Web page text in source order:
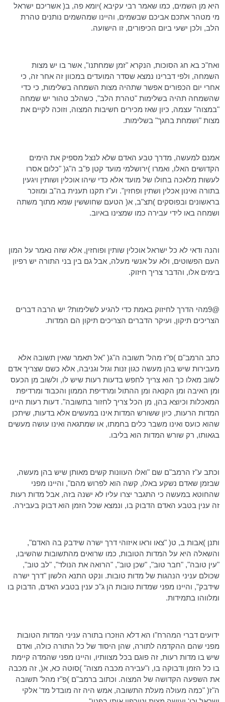
היא מן השמים, כמו שאמר רבי עקיבא )יומא פה, ב( אשריכם ישראל
מי מטהר אתכם אביכם שבשמים, והיינו שמהשמים נותנים טהרת
הלב, ולכן ישעי ביום הכיפורים, זו הישועה.
ואח"כ בא חג הסוכות, הנקרא "זמן שמחתנו", אשר בו יש מצות
השמחה, ולפי דברינו נמצא שסדר המועדים במכוון זה אחר זה, כי
אחרי יום הכפורים אפשר שתהיה מצות השמחה בשלימות, כי כדי
שהשמחה תהיה בשלימות "טהרת הלב", כשהלב טהור יש שמחה
"במצוה" עצמה, כיון שאז מכירים חשיבות המצוה, וזוכה לקיים את
מצות "ושמחת בחגך" בשלימות.
אמנם למעשה, מדרך טבע האדם שלא לנצל מספיק את הימים
הקדושים האלו, ואמרו )ירושלמי מועד קטן פ"ב ה"ג( "כלום אסרו
לעשות מלאכה בחולו של מועד אלא כדי שיהו אוכלין ושותין ויגעין
בתורה ואינון אכלין ושתין ופחזין". וע"ז תקנו תענית בה"ב ומוזכר
בראשונים ובפוסקים )תצ"ב, א( הטעם שחוששין שמא מתוך משתה
ושמחה באו לידי עבירה כמו שמצינו באיוב.
והנה ודאי לא כל ישראל אוכלין שותין ופוחזין, אלא שזה נאמר על המון
העם הפשוטים, ולא על אנשי מעלה, אבל גם בין בני התורה יש רפיון
בימים אלו, והדבר צריך חיזוק.
@9מהי הדרך לחיזוק באמת כדי להגיע לשלימות? יש הרבה דברים
הצריכים תיקון, ועיקר הדברים הצריכים תיקון הם המדות.
כתב הרמב"ם )פ"ז מהל' תשובה ה"ג( "אל תאמר שאין תשובה אלא
מעבירות שיש בהן מעשה כגון זנות וגזל וגניבה, אלא כשם שצריך אדם
לשוב מאלו כך הוא צריך לחפש בדעות רעות שיש לו, ולשוב מן הכעס
ומן האיבה ומן הקנאה ומן ההתול ומרדיפת הממון והכבוד ומרדיפת
המאכלות וכיוצא בהן, מן הכל צריך לחזור בתשובה". דעות רעות היינו
המדות הרעות, כיון ששורש המדות אינו במעשים אלא בדעות, שיתכן
שהוא כועס ואינו משבר כלים בחמתו, או שמתגאה ואינו עושה מעשים
בגאותו, רק שורש המדות הוא בליבו.
וכתב ע"ז הרמב"ם שם "ואלו העוונות קשים מאותן שיש בהן מעשה,
שבזמן שאדם נשקע באלו, קשה הוא לפרוש מהם", והיינו מפני
שהחוטא במעשה כי התגבר יצרו עליו לא ישנה בזה, אבל מדות רעות
זה ענין בטבע האדם הדבוק בו, ונמצא שכל הזמן הוא דבוק בעבירה.
ותנן )אבות ב, ט( "צאו וראו איזוהי דרך ישרה שידבק בה האדם",
והשאלה היא על המדות הטובות, כמו שרואים מהתשובות שהשיבו,
"עין טובה", "חבר טוב", "שכן טוב", "הרואה את הנולד", "לב טוב",
שכולם עניני הנהגות של מדות טובות. ונקט התנא הלשון "דרך ישרה
שידבק", והיינו מפני שמדות טובות הן ג"כ ענין בטבע האדם, הדבוק בו
ומלווהו בתמידות.
ידועים דברי המהרח"ו הא דלא הוזכרו בתורה עניני המדות הטובות
מפני שהם ההקדמה לתורה, שהן היסוד של כל התורה כולה, ואדם
שיש בו מדות רעות, זה פוגם בכל מצוותיו, והיינו מפני שהמדה קיימת
בו כל הזמן ודבוקה בו, ו"עבירה מכבה מצוה" )סוטה כא, א(, זה מכבה
את השפעה הקדושה של המצוה. וכתוב ברמב"ם )פ"ז מהל' תשובה
ה"ז( "כמה מעולה מעלת התשובה, אמש היה זה מובדל מד' אלקי